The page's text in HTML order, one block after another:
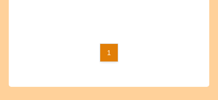
1